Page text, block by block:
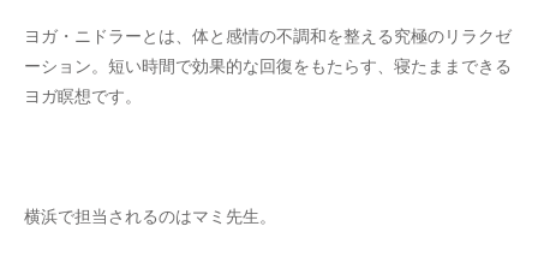
ヨガ・ニドラーとは、体と感情の不調和を整える究極のリラクゼ
ーション。短い時間で効果的な回復をもたらす、寝たままできる
ヨガ瞑想です。
横浜で担当されるのはマミ先生。